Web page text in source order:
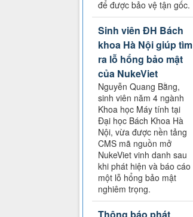
để được bảo vệ tận gốc.
Sinh viên ĐH Bách
khoa Hà Nội giúp tìm
ra lỗ hổng bảo mật
của NukeViet
Nguyễn Quang Bằng,
sinh viên năm 4 ngành
Khoa học Máy tính tại
Đại học Bách Khoa Hà
Nội, vừa được nền tảng
CMS mã nguồn mở
NukeViet vinh danh sau
khi phát hiện và báo cáo
một lỗ hổng bảo mật
nghiêm trọng.